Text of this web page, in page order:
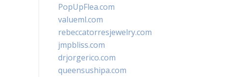
PopUpFlea.com
valueml.com
rebeccatorresjewelry.com
jmpbliss.com
drjorgerico.com
queensushipa.com